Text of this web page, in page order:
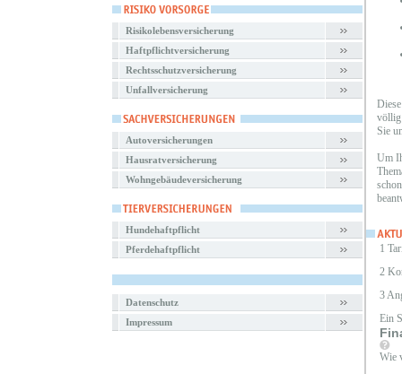
Risikolebensversicherung
Haftpflichtversicherung
Rechtsschutzversicherung
Unfallversicherung
Autoversicherungen
Hausratversicherung
Wohngebäudeversicherung
Hundehaftpflicht
Pferdehaftpflicht
Datenschutz
Impressum
völlig
Sie
Um
1
2
3
Ein
Wie